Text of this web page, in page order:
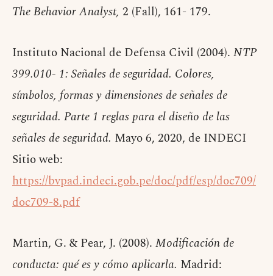
The Behavior Analyst, 2 (Fall), 161- 179.
Instituto Nacional de Defensa Civil (2004). NTP
399.010- 1: Señales de seguridad. Colores,
símbolos, formas y dimensiones de señales de
seguridad. Parte 1 reglas para el diseño de las
señales de seguridad. Mayo 6, 2020, de INDECI
Sitio web:
https://bvpad.indeci.gob.pe/doc/pdf/esp/doc709/
doc709-8.pdf
Martin, G. & Pear, J. (2008). Modificación de
conducta: qué es y cómo aplicarla. Madrid: